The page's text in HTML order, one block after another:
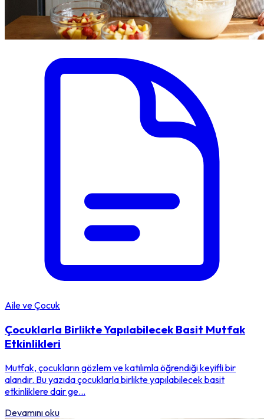
Aile ve Çocuk
Çocuklarla Birlikte Yapılabilecek Basit Mutfak
Etkinlikleri
Mutfak, çocukların gözlem ve katılımla öğrendiği keyifli bir
alandır. Bu yazıda çocuklarla birlikte yapılabilecek basit
etkinliklere dair ge...
Devamını oku